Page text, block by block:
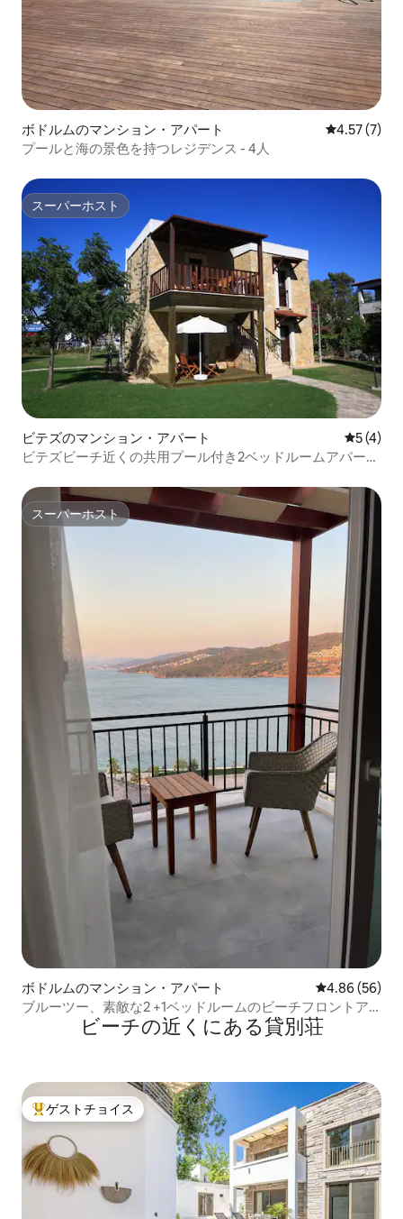
ボドルムのマンション・アパート レビュー7
4.57 (7)
プールと海の景色を持つレジデンス - 4人
スーパーホスト
スーパーホスト
ビテズのマンション・アパート レビュー
5 (4)
ビテズビーチ近くの共用プール付き2ベッドルームアパート
スーパーホスト
スーパーホスト
ボドルムのマンション・アパート レビュー56
4.86 (56)
ブルーツー、素敵な2 +1ベッドルームのビーチフロントア
ビーチの近くにある貸別荘
大好評のゲストチョイスです。
ゲストチョイス